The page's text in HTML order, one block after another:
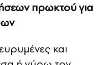
πρωκτού για
και